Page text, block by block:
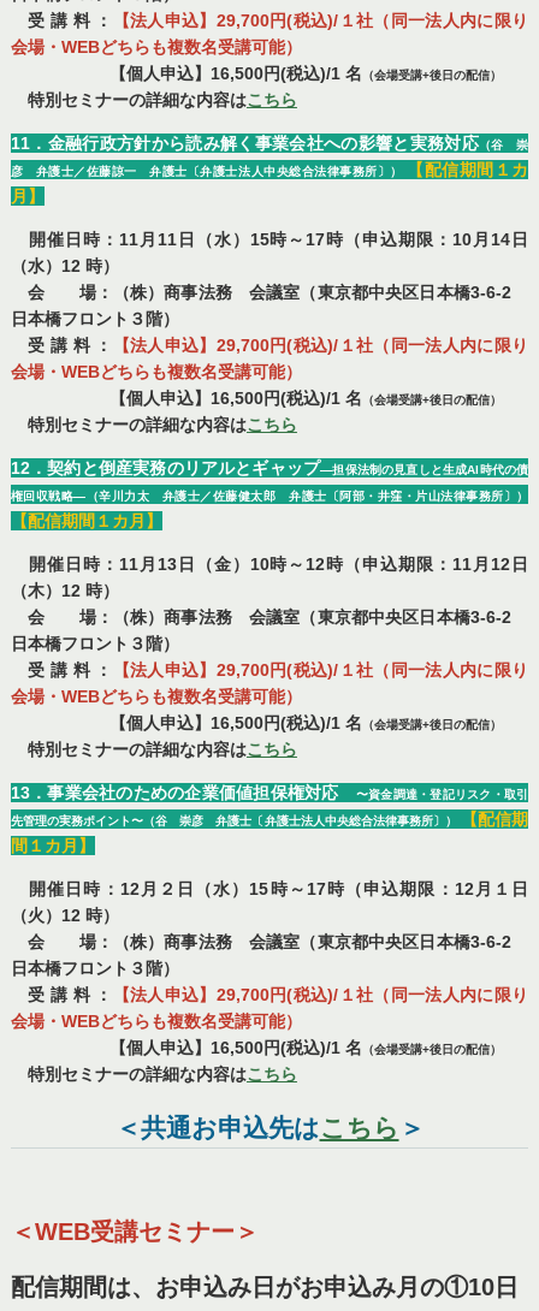
受 講 料 ：
【法人申込】29,700円(税込)/１社（同一法人内に限り
会場・WEBどちらも複数名受講可能）
【個人申込】16,500円(税込)/1 名 （会場受講+後日の配信）
特別セミナーの詳細な内容はこちら
11．金融行政方針から読み解く事業会社への影響と実務対応 （谷 崇
彦 弁護士／佐藤諒一 弁護士〔弁護士法人中央総合法律事務所〕）
【配信期間１カ
月】
開催日時：11月11日（水）15時～17時（申込期限：10月14日
（水）12 時）
会 場：（株）商事法務 会議室（東京都中央区日本橋3-6-2
日本橋フロント３階）
受 講 料 ：
【法人申込】29,700円(税込)/１社（同一法人内に限り
会場・WEBどちらも複数名受講可能）
【個人申込】16,500円(税込)/1 名 （会場受講+後日の配信）
特別セミナーの詳細な内容はこちら
12．契約と倒産実務のリアルとギャップ―担保法制の見直しと生成AI時代の債
権回収戦略―（辛川力太 弁護士／佐藤健太郎 弁護士〔阿部・井窪・片山法律事務所〕）
【配信期間１カ月】
開催日時：11月13日（金）10時～12時（申込期限：11月12日
（木）12 時）
会 場：（株）商事法務 会議室（東京都中央区日本橋3-6-2
日本橋フロント３階）
受 講 料 ：
【法人申込】29,700円(税込)/１社（同一法人内に限り
会場・WEBどちらも複数名受講可能）
【個人申込】16,500円(税込)/1 名 （会場受講+後日の配信）
特別セミナーの詳細な内容はこちら
13．事業会社のための企業価値担保権対応
〜資金調達・登記リスク・取引
先管理の実務ポイント〜（谷 崇彦 弁護士〔弁護士法人中央総合法律事務所〕）
【配信期
間１カ月】
開催日時：12月２日（水）15時～17時（申込期限：12月１日
（火）12 時）
会 場：（株）商事法務 会議室（東京都中央区日本橋3-6-2
日本橋フロント３階）
受 講 料 ：
【法人申込】29,700円(税込)/１社（同一法人内に限り
会場・WEBどちらも複数名受講可能）
【個人申込】16,500円(税込)/1 名 （会場受講+後日の配信）
特別セミナーの詳細な内容はこちら
＜共通お申込先はこちら ＞
＜WEB受講セミナー＞
配信期間は、お申込み日がお申込み月の①10日